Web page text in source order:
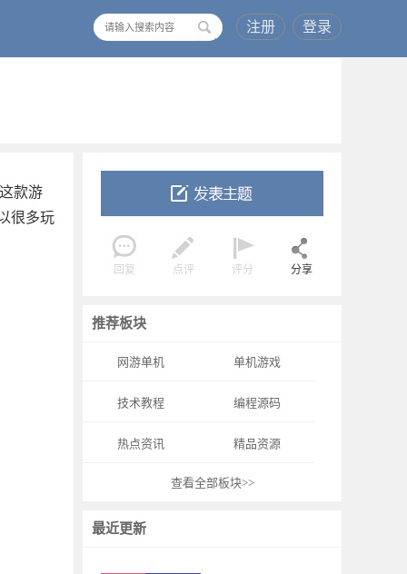
注册 登录
回复 点评 评分 分享
推荐板块
网游单机 单机游戏
技术教程 编程源码
热点资讯 精品资源
查看全部板块>>
最近更新
款游
很多玩